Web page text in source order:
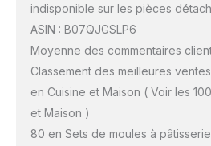
indisponible sur les pièces
ASIN : B07QJGSLP6
Moyenne des commentaires
Classement des meilleures ventes
en Cuisine et Maison ( Voir les
et Maison )
80 en Sets de moules à pâtisserie